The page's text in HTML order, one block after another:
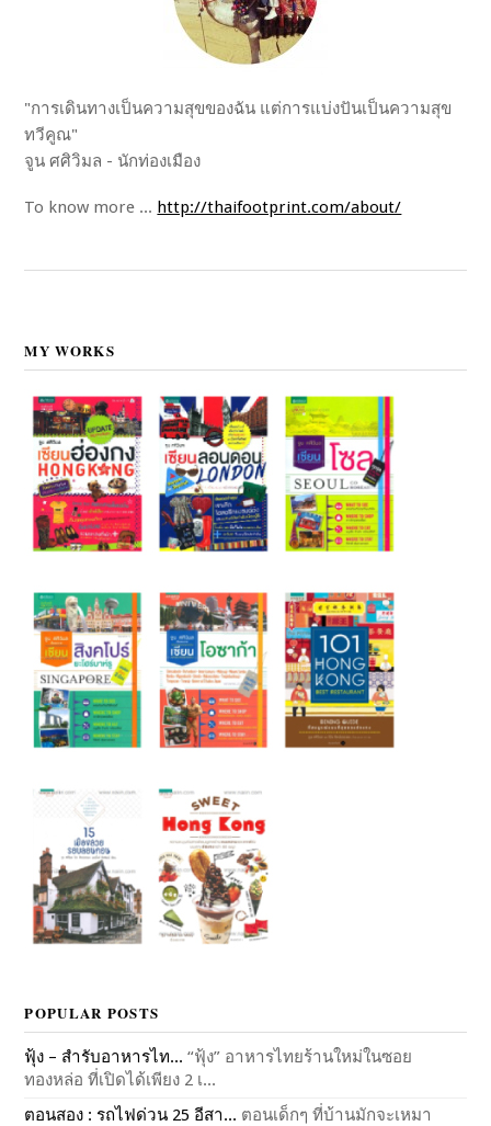
"การเดินทางเป็นความสุขของฉัน แต่การแบ่งปันเป็นความสุข
ทวีคูณ"
จูน ศศิวิมล - นักท่องเมือง
To know more ... http://thaifootprint.com/about/
MY WORKS
POPULAR POSTS
ฟุ้ง – สำรับอาหารไท... “ฟุ้ง” อาหารไทยร้านใหม่ในซอย
ทองหล่อ ที่เปิดได้เพียง 2 เ...
ตอนสอง : รถไฟด่วน 25 อีสา... ตอนเด็กๆ ที่บ้านมักจะเหมา